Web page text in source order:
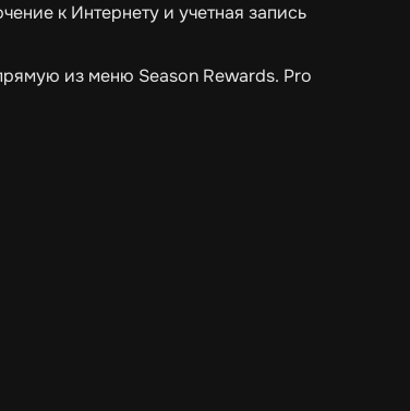
к Интернету и учетная запись
из меню Season Rewards. Pro